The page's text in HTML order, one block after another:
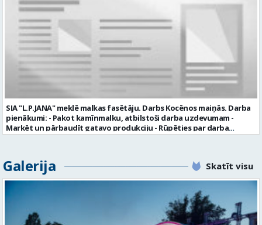
garantijas veselības apdrošināšanas iespējas dinamisku un
profesionālu darba vidi apmācību pirms darba pienākumu
uzsākšanas CV ar norādi vakancei „dispečers Valmierā” iesniegt līdz
2026. gada 21. augustam (ieskaitot): sūtot elektroniski uz info@vtu-
valmiera.lv personīgi SIA „VTU Valmiera”, Reģ.nr. 40003004220,
„Brandeļi”, Brandeļi, Kocēnu pagasts, Valmieras novads, personāla
daļā darba dienās no plkst. 13:00 līdz 16:00. 2 nedēļu laikā pēc
konkursa termiņa beigām sazināsimies ar pretendentiem, kuri tiks
aicināti uz tikšanos klātienē. Informācijai: 29231565 * Iesniegtos
personas datus SIA “VTU VALMIERA” izmantos, lai konkursa kārtībā
noteiktu vakancei atbilstošāko kandidātu. Ja kandidāts vēlas, lai
viņa personas dati tiktu saglabāti SIA “VTU VALMIERA” iekšējā datu
bāzē ar mērķi tos apstrādāt citos SIA “VTU VALMIERA” personāla
atlases konkursos, tad pieteikumā vakancei lūdzam kandidātam
Valmiera, Valmieras nov. Darba laika veids: Summētais darba laiks
Darba veids: Darbinieka amats uz nenoteiktu laiku Slodze: Viena
vesela slodze Darbības joma: Pakalpojumi Pieteikto vietu skaits: 1
Līgums: Darbinieka amats uz nenoteiktu laiku Aktuāla līdz: 2026-08-
21 Kontaktpersona: CV ar norādi vakancei lūdzu sūtīt uz e-pastu
info@vtu-valmiera.lv vai iesniegt personīgi Izglītības līmenis:
Vispārējā vidējā izglītība
SIA "L.P.JANA" meklē malkas fasētāju. Darbs Kocēnos maiņās. Darba
pienākumi: - Pakot kamīnmalku, atbilstoši darba uzdevumam -
Marķēt un pārbaudīt gatavo produkciju - Rūpēties par darba
kvalitāti un kārtību darba vietā Prasības kandidātiem: - Laba fiziskā
padarītā) - Vienmēr laikā izmaksātu algu - Profesionālus un
atbalstošus kolēģus Lūgums CV sūtīt uz e- pastu:
SAIŅOŠANAS OPERATORS Algas izmaksas veids: Laika darba alga
Darba vietas adrese: LATVIJA, Gravas iela 2, Kocēni, Kocēnu pag.,
Valmieras nov. Slodze: Viena vesela slodze Darbības joma: Ražošana
Galerija Skatīt visu